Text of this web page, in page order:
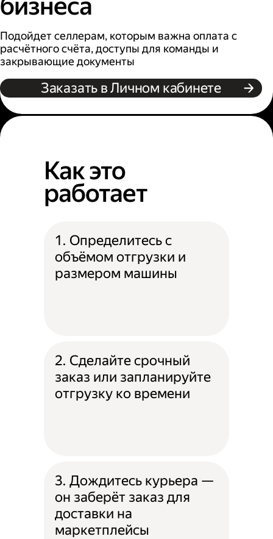
бизнеса
Подойдет селлерам, которым важна оплата с
расчётного счёта, доступы для команды и
закрывающие документы
Заказать в Личном кабинете
Как это
работает
1. Определитесь с
объёмом отгрузки и
размером машины
2. Сделайте срочный
заказ или запланируйте
отгрузку ко времени
3. Дождитесь курьера —
он заберёт заказ для
доставки на
маркетплейсы